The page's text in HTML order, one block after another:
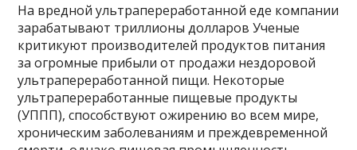
На вредной ультрапереработанной еде компании
зарабатывают триллионы долларов Ученые
критикуют производителей продуктов питания
за огромные прибыли от продажи нездоровой
ультрапереработанной пищи. Некоторые
ультрапереработанные пищевые продукты
(УППП), способствуют ожирению во всем мире,
хроническим заболеваниям и преждевременной